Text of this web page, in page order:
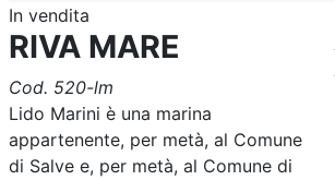
In vendita
RIVA MARE
Cod. 520-lm
Lido Marini è una marina
appartenente, per metà, al Comune
di Salve e, per metà, al Comune di